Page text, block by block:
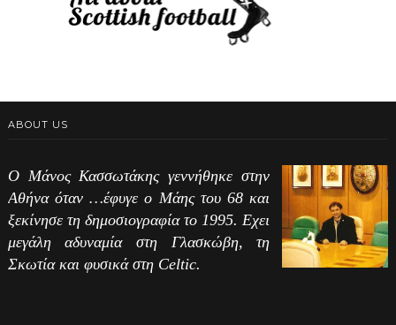
ABOUT US
Ο Μάνος Κασσωτάκης γεννήθηκε στην
Αθήνα όταν …έφυγε ο Μάης του 68 και
ξεκίνησε τη δημοσιογραφία το 1995. Εχει
μεγάλη αδυναμία στη Γλασκώβη, τη
Σκωτία και φυσικά στη Celtic.